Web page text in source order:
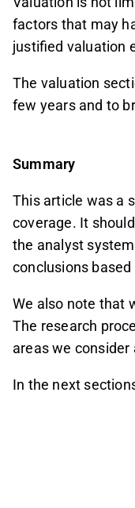
factors that may
justified valuation
The valuation
few years and to
Summary
This article was a
coverage. It
the analyst
conclusions
We also note that
The research
areas we
In the next